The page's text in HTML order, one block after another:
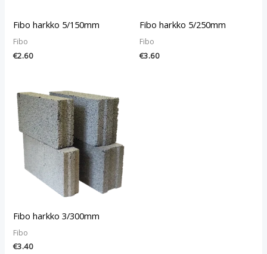
Fibo harkko 5/150mm
Fibo
€2.60
Fibo harkko 5/250mm
Fibo
€3.60
Fibo harkko 3/300mm
Fibo
€3.40